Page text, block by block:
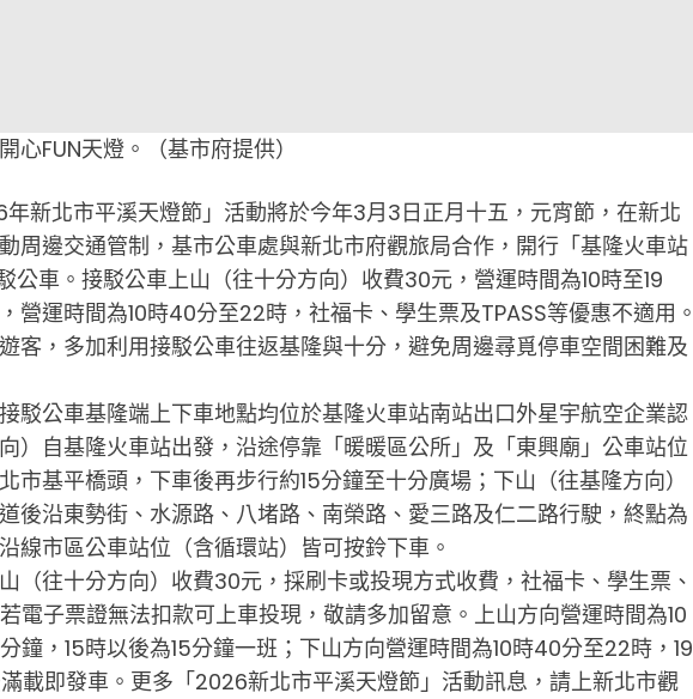
FUN天燈。（基市府提供）
年新北市平溪天燈節」活動將於今年3月3日正月十五，元宵節，在新北
周邊交通管制，基市公車處與新北市府觀旅局合作，開行「基隆火車站
公車。接駁公車上山（往十分方向）收費30元，營運時間為10時至19
營運時間為10時40分至22時，社福卡、學生票及TPASS等優惠不適用。
客，多加利用接駁公車往返基隆與十分，避免周邊尋覓停車空間困難及
駁公車基隆端上下車地點均位於基隆火車站南站出口外星宇航空企業認
）自基隆火車站出發，沿途停靠「暖暖區公所」及「東興廟」公車站位
市基平橋頭，下車後再步行約15分鐘至十分廣場；下山（往基隆方向）
後沿東勢街、水源路、八堵路、南榮路、愛三路及仁二路行駛，終點為
線市區公車站位（含循環站）皆可按鈴下車。
（往十分方向）收費30元，採刷卡或投現方式收費，社福卡、學生票、
電子票證無法扣款可上車投現，敬請多加留意。上山方向營運時間為10
鐘，15時以後為15分鐘一班；下山方向營運時間為10時40分至22時，19
載即發車。更多「2026新北市平溪天燈節」活動訊息，請上新北市觀